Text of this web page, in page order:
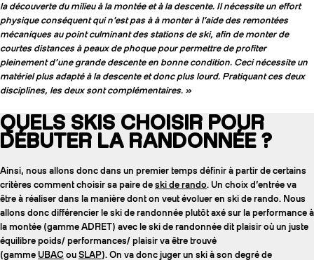
la découverte du milieu à la montée et à la descente. Il nécessite un effort
physique conséquent qui n’est pas à à monter à l’aide des remontées
mécaniques au point culminant des stations de ski, afin de monter de
courtes distances à peaux de phoque pour permettre de profiter
pleinement d’une grande descente en bonne condition. Ceci nécessite un
matériel plus adapté à la descente et donc plus lourd. Pratiquant ces deux
disciplines, les deux sont complémentaires. »
QUELS SKIS CHOISIR POUR
DÉBUTER LA RANDONNÉE ?
Ainsi, nous allons donc dans un premier temps définir à partir de certains
critères comment choisir sa paire de ski de rando. Un choix d’entrée va
être à réaliser dans la manière dont on veut évoluer en ski de rando. Nous
allons donc différencier le ski de randonnée plutôt axé sur la performance à
la montée (gamme ADRET) avec le ski de randonnée dit plaisir où un juste
équilibre poids/ performances/ plaisir va être trouvé
(gamme UBAC ou SLAP). On va donc juger un ski à son degré de